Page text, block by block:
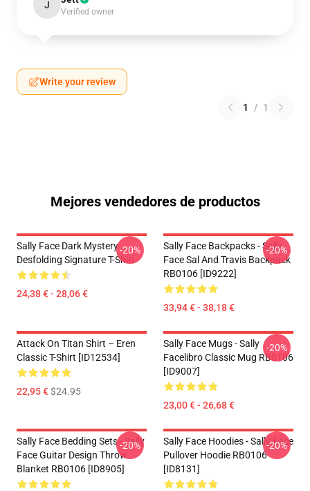
J
Verified owner
Write your review
1 / 1
Mejores vendedores de productos
Sally Face Dark Mystery
Desfolding Signature T-Shirt
24,38 € - 28,06 €
-20%
Sally Face Backpacks - Sally
Face Sal And Travis Backpack
RB0106 [ID9222]
33,94 € - 38,18 €
-20%
Attack On Titan Shirt – Eren
Classic T-Shirt [ID12534]
22,95 €$24.95
Sally Face Mugs - Sally
Facelibro Classic Mug RB0106
[ID9007]
23,00 € - 26,68 €
-20%
Sally Face Bedding Sets - Sally
Face Guitar Design Throw
Blanket RB0106 [ID8905]
-20%
Sally Face Hoodies - Sally Face
Pullover Hoodie RB0106
[ID8131]
-20%